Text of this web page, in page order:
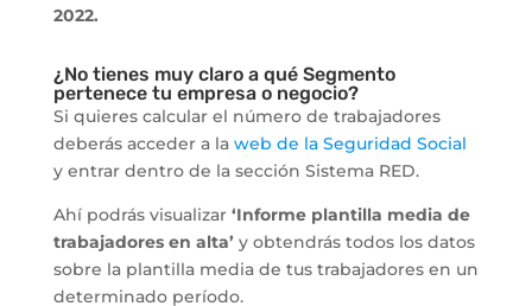
2022.
¿No tienes muy claro a qué Segmento
pertenece tu empresa o negocio?
Si quieres calcular el número de trabajadores
deberás acceder a la web de la Seguridad Social
y entrar dentro de la sección Sistema RED.
Ahí podrás visualizar ‘Informe plantilla media de
trabajadores en alta’ y obtendrás todos los datos
sobre la plantilla media de tus trabajadores en un
determinado período.